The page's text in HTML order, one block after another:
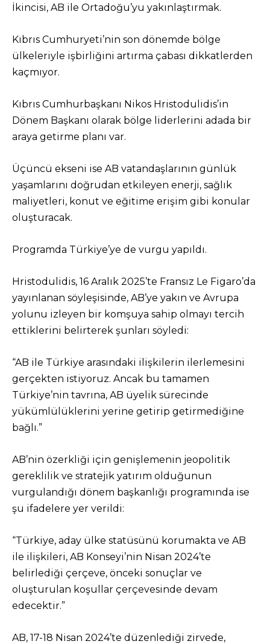
İkincisi, AB ile Ortadoğu’yu yakınlaştırmak.
Kıbrıs Cumhuryeti’nin son dönemde bölge
ülkeleriyle işbirliğini artırma çabası dikkatlerden
kaçmıyor.
Kıbrıs Cumhurbaşkanı Nikos Hristodulidis’in
Dönem Başkanı olarak bölge liderlerini adada bir
araya getirme planı var.
Üçüncü ekseni ise AB vatandaşlarının günlük
yaşamlarını doğrudan etkileyen enerji, sağlık
maliyetleri, konut ve eğitime erişim gibi konular
oluşturacak.
Programda Türkiye’ye de vurgu yapıldı.
Hristodulidis, 16 Aralık 2025’te Fransız Le Figaro’da
yayınlanan söyleşisinde, AB’ye yakın ve Avrupa
yolunu izleyen bir komşuya sahip olmayı tercih
ettiklerini belirterek şunları söyledi:
“AB ile Türkiye arasındaki ilişkilerin ilerlemesini
gerçekten istiyoruz. Ancak bu tamamen
Türkiye’nin tavrına, AB üyelik sürecinde
yükümlülüklerini yerine getirip getirmediğine
bağlı.”
AB’nin özerkliği için genişlemenin jeopolitik
gereklilik ve stratejik yatırım olduğunun
vurgulandığı dönem başkanlığı programında ise
şu ifadelere yer verildi:
“Türkiye, aday ülke statüsünü korumakta ve AB
ile ilişkileri, AB Konseyi’nin Nisan 2024’te
belirlediği çerçeve, önceki sonuçlar ve
oluşturulan koşullar çerçevesinde devam
edecektir.”
AB, 17-18 Nisan 2024’te düzenlediği zirvede,